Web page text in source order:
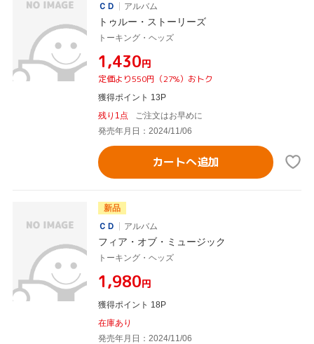
ＣＤ
アルバム
トゥルー・ストーリーズ
トーキング・ヘッズ
¥1,430円
定価より550円（27%）おトク
獲得ポイント 13P
残り1点
ご注文はお早めに
発売年月日：2024/11/06
カートへ追加
新品
ＣＤ
アルバム
フィア・オブ・ミュージック
トーキング・ヘッズ
¥1,980円
獲得ポイント 18P
在庫あり
発売年月日：2024/11/06